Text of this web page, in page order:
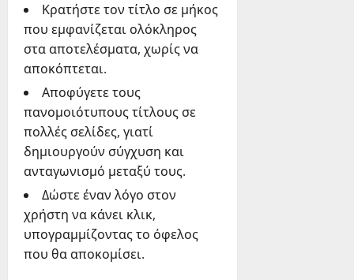
Κρατήστε τον τίτλο σε μήκος
που εμφανίζεται ολόκληρος
στα αποτελέσματα, χωρίς να
αποκόπτεται.
Αποφύγετε τους
πανομοιότυπους τίτλους σε
πολλές σελίδες, γιατί
δημιουργούν σύγχυση και
ανταγωνισμό μεταξύ τους.
Δώστε έναν λόγο στον
χρήστη να κάνει κλικ,
υπογραμμίζοντας το όφελος
που θα αποκομίσει.